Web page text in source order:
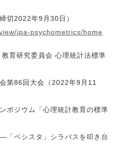
切2022年9月30日）
jpa-psychometrics/home
育研究委員会 心理統計法標準
第86回大会（2022年9月11
ポジウム「心理統計教育の標準
ベシスタ」シラバスを叩き台